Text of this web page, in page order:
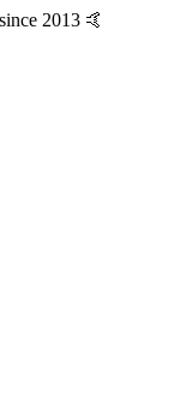
2013 🤙